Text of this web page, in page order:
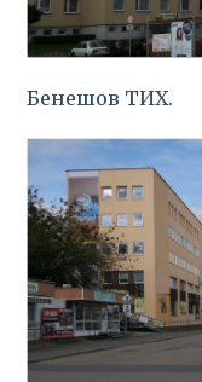
Бенешов ТИХ.